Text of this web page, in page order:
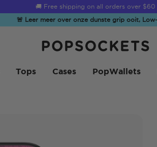
Summer Sendoff Sale is on 🚨 Up to 60%
🚨 Leer meer over onze dunste grip ooit,
Tops Cases PopWallets